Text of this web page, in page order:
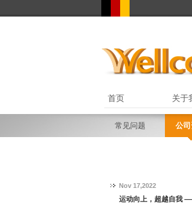
首页 关于
常见问题 公
Nov 17,2022
运动向上，超越自我